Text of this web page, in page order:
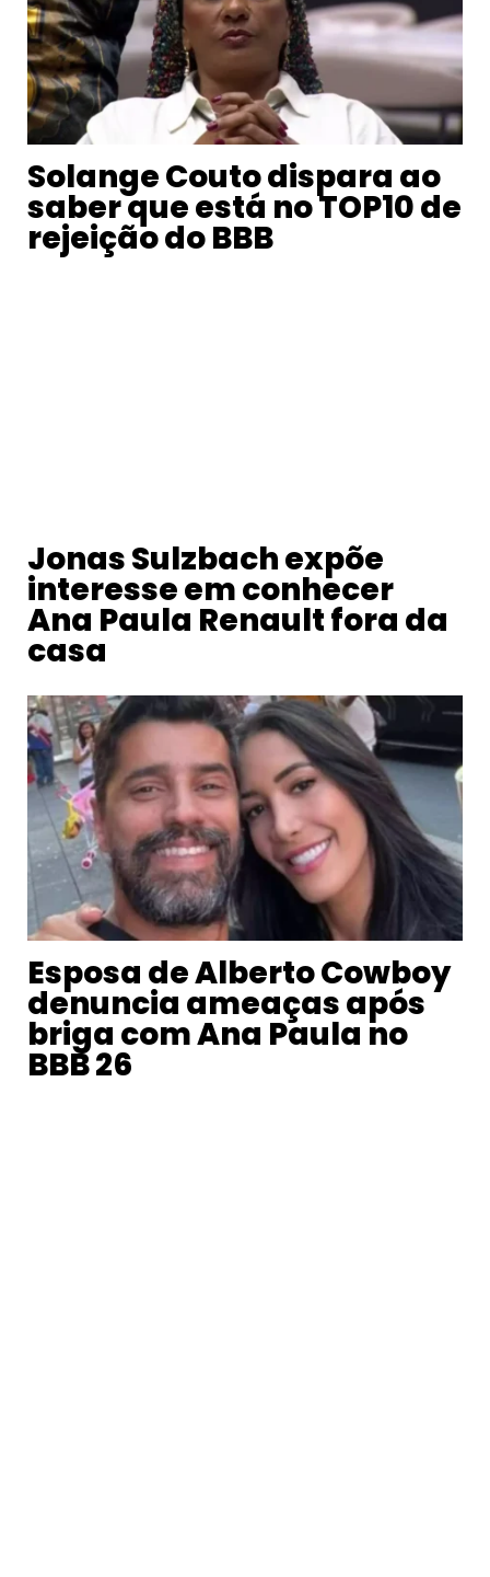
Solange Couto dispara ao
saber que está no TOP10 de
rejeição do BBB
Jonas Sulzbach expõe
interesse em conhecer
Ana Paula Renault fora da
casa
Esposa de Alberto Cowboy
denuncia ameaças após
briga com Ana Paula no
BBB 26